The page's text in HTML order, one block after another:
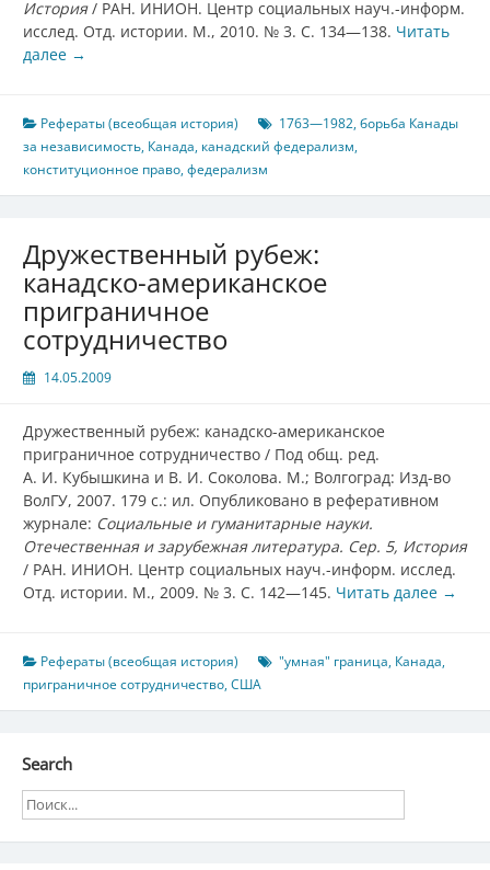
История/ РАН. ИНИОН. Центр социальных науч.-информ.
исслед. Отд. истории. М., 2010. № 3. С. 134—138. Читать
далее →
Рефераты (всеобщая история) 1763—1982,борьба Канады
за независимость, Канада, канадский федерализм,
конституционное право,федерализм
Дружественный рубеж:
канадско-американское
приграничное
сотрудничество
14.05.2009
Дружественный рубеж: канадско-американское
приграничное сотрудничество / Под общ. ред.
А. И. Кубышкина и В. И. Соколова. М.; Волгоград: Изд-во
ВолГУ, 2007. 179 с.: ил. Опубликовано в реферативном
журнале: Социальные и гуманитарные науки.
Отечественная и зарубежная литература. Сер. 5, История
/ РАН. ИНИОН. Центр социальных науч.-информ. исслед.
Отд. истории. М., 2009. № 3. С. 142—145. Читать далее →
Рефераты (всеобщая история) "умная" граница, Канада,
приграничное сотрудничество,США
Search